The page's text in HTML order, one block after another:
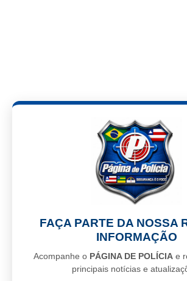
FAÇA PARTE DA NOSSA
INFORMAÇÃO
Acompanhe o PÁGINA DE POLÍCIA e
principais notícias e